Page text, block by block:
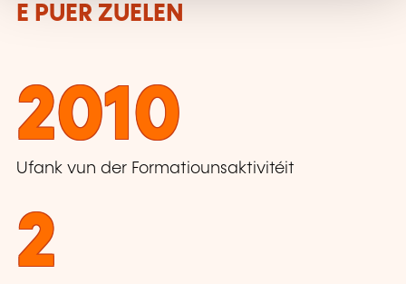
E PUER ZUELEN
2010
Ufank vun der Formatiounsaktivitéit
2